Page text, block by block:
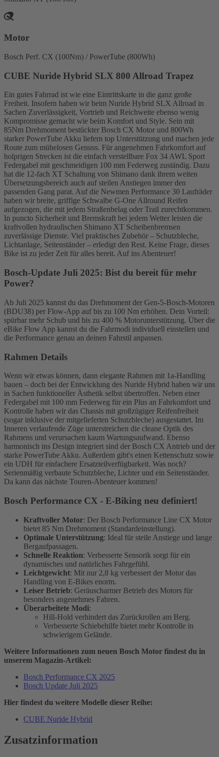
Motor
Bosch Perf. CX (100Nm) / PowerTube (800Wh)
CUBE Nuride Hybrid SLX 800 Allroad Trapez
Ein gutes Fahrrad ist wie eine Eintrittskarte in die ganz große
Freiheit. Insofern haben wir beim Nuride Hybrid SLX Allroad in
Sachen Zuverlässigkeit, Vortrieb und Reichweite ebenso wenig
Kompromisse gemacht wie beim Komfort und Style. Sein mit
85Nm Drehmoment bestückter Bosch CX Motor und 800Wh
starker PowerTube Akku liefern top Unterstützung und machen jede
Route zum mühelosen Genuss. Für angenehmen Fahrkomfort auf
holprigen Strecken ist die einfach verstellbare Fox 34 AWL Sport
Federgabel mit geschmeidigen 100 mm Federweg zuständig. Dazu
hat die 12-fach XT Schaltung von Shimano dank ihrem weiten
Übersetzungsbereich auch auf steilen Anstiegen immer den
passenden Gang parat. Auf die Newmen Performance 30 Laufräder
haben wir breite, griffige Schwalbe G-One Allround Reifen
aufgezogen, die mit jedem Straßenbelag oder Trail zurechtkommen.
In puncto Sicherheit und Bremskraft bei jedem Wetter leisten die
kraftvollen hydraulischen Shimano XT Scheibenbremsen
zuverlässige Dienste. Viel praktisches Zubehör – Schutzbleche,
Lichtanlage, Seitenständer – erledigt den Rest. Keine Frage, dieses
Bike ist zu jeder Zeit für alles bereit. Auf ins Abenteuer!
Bosch-Update Juli 2025: Bist du bereit für mehr
Power?
Ab Juli 2025 kannst du das Drehmoment der Gen-5-Bosch-Motoren
(BDU38) per Flow-App auf bis zu 100 Nm erhöhen. Dein Vorteil:
spürbar mehr Schub und bis zu 400 % Motorunterstützung. Über die
eBike Flow App kannst du die Fahrmodi individuell einstellen und
die Performance genau an deinen Fahrstil anpassen.
Rahmen Details
Wenn wir etwas können, dann elegante Rahmen mit 1a-Handling
bauen – doch bei der Entwicklung des Nuride Hybrid haben wir uns
in Sachen funktioneller Ästhetik selbst übertroffen. Neben einer
Federgabel mit 100 mm Federweg für ein Plus an Fahrkomfort und
Kontrolle haben wir das Chassis mit großzügiger Reifenfreiheit
(sogar inklusive der mitgelieferten Schutzbleche) ausgestattet. Im
Inneren verlaufende Züge unterstreichen die cleane Optik des
Rahmens und verursachen kaum Wartungsaufwand. Ebenso
harmonisch ins Design integriert sind der Bosch CX Antrieb und der
starke PowerTube Akku. Außerdem gibt's einen Kettenschutz sowie
ein UDH für einfachere Ersatzteilverfügbarkeit. Was noch?
Serienmäßig verbaute Schutzbleche, Lichter und ein Seitenständer.
Da kann das nächste Touren-Abenteuer kommen!
Bosch Performance CX - E-Biking neu definiert!
Kraftvoller Motor: Der Bosch Performance Line CX Motor
bietet 85 Nm Drehmoment (Standardeinstellung).
Optimale Unterstützung: Ideal für steile Anstiege und lange
Bergaufpassagen.
Schnelle Reaktion: Verbesserte Sensorik sorgt für ein
dynamisches und natürliches Fahrgefühl.
Leichtgewicht: Mit nur 2,8 kg verbessert der Motor das
Handling von E-Bikes enorm.
Leiser Betrieb: Geräuscharmer Betrieb des Motors für
besonders angenehmes Fahren.
Überarbeitete Modi:
Hill-Hold verhindert das Zurückrollen am Berg.
Verbesserte Schiebehilfe bietet mehr Kontrolle in
schwierigem Gelände.
Weitere Informationen zum neuen Bosch Motor findest du in
unserem Magazin-Artikel:
Bosch Performance CX 2025
Bosch Update Juli 2025
Hier findest du weitere Modelle dieser Reihe:
CUBE Nuride Hybrid
Zusatzinformation